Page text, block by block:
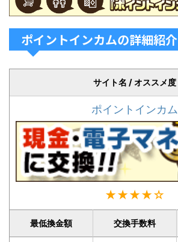
ポイントインカムの詳細紹介
サイト名 / オススメ度
ポイントインカム
★★★★☆
最低換金額 交換手数料